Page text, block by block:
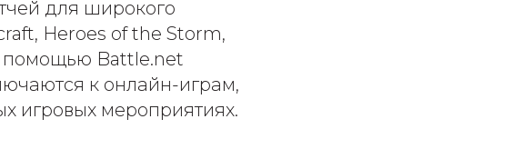
для широкого
Heroes of the Storm,
помощью Battle.net
к онлайн-играм,
игровых мероприятиях.